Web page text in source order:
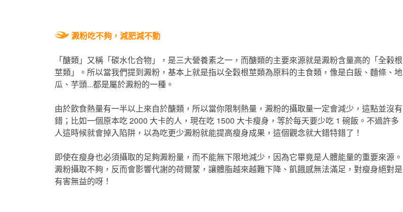
澱粉吃不夠，減肥減不動
「醣類」又稱「碳水化合物」，是三大營養素之一，而醣類的主要來源就是澱粉含量高的「全榖根
莖類」。所以當我們提到澱粉，基本上就是指以全穀根莖類為原料的主食類，像是白飯、麵條、地
瓜、芋頭...都是屬於澱粉的一種。
由於飲食熱量有一半以上來自於醣類，所以當你限制熱量，澱粉的攝取量一定會減少，這點並沒有
錯；比如一個原本吃 2000 大卡的人，現在吃 1500 大卡瘦身，等於每天要少吃 1 碗飯。不過許多
人這時候就會掉入陷阱，以為吃更少澱粉就能提高瘦身成果，這個觀念就大錯特錯了！
即使在瘦身也必須攝取的足夠澱粉量，而不能無下限地減少，因為它畢竟是人體能量的重要來源。
澱粉攝取不夠，反而會影響代謝的荷爾蒙，讓體脂越來越難下降、飢餓感無法滿足，對瘦身絕對是
有害無益的呀！